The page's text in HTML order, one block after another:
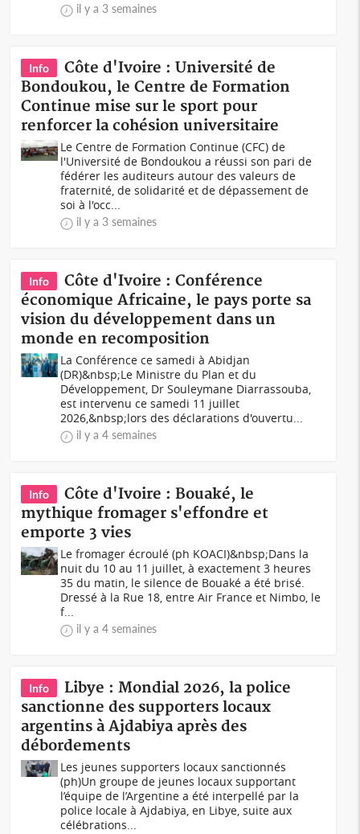
il y a 3 semaines
Info
Côte d'Ivoire : Université de
Bondoukou, le Centre de Formation
Continue mise sur le sport pour
renforcer la cohésion universitaire
Le Centre de Formation Continue (CFC) de
l'Université de Bondoukou a réussi son pari de
fédérer les auditeurs autour des valeurs de
fraternité, de solidarité et de dépassement de
soi à l'occ...
il y a 3 semaines
Info
Côte d'Ivoire : Conférence
économique Africaine, le pays porte sa
vision du développement dans un
monde en recomposition
La Conférence ce samedi à Abidjan
(DR)&nbsp;Le Ministre du Plan et du
Développement, Dr Souleymane Diarrassouba,
est intervenu ce samedi 11 juillet
2026,&nbsp;lors des déclarations d'ouvertu...
il y a 4 semaines
Info
Côte d'Ivoire : Bouaké, le
mythique fromager s'effondre et
emporte 3 vies
Le fromager écroulé (ph KOACI)&nbsp;Dans la
nuit du 10 au 11 juillet, à exactement 3 heures
35 du matin, le silence de Bouaké a été brisé.
Dressé à la Rue 18, entre Air France et Nimbo, le
f...
il y a 4 semaines
Info
Libye : Mondial 2026, la police
sanctionne des supporters locaux
argentins à Ajdabiya après des
débordements
Les jeunes supporters locaux sanctionnés
(ph)Un groupe de jeunes locaux supportant
l’équipe de l’Argentine a été interpellé par la
police locale à Ajdabiya, en Libye, suite aux
célébrations...